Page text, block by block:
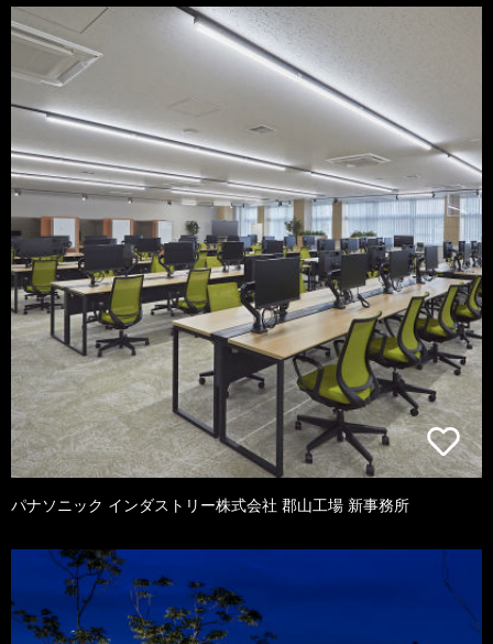
パナソニック インダストリー株式会社 郡山工場 新事務所